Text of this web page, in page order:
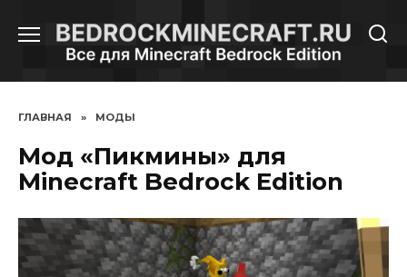
содержанию
ГЛАВНАЯ » МОДЫ
Мод «Пикмины» для
Minecraft Bedrock Edition